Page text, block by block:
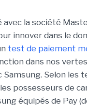
avec la société
innover dans le
test de paiement
dans nos
Selon les
possesseurs de
équipés de Pay